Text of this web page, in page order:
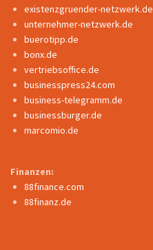
existenzgruender-netzwerk.de
unternehmer-netzwerk.de
buerotipp.de
bonx.de
vertriebsoffice.de
businesspress24.com
business-telegramm.de
businessburger.de
marcomio.de
Finanzen:
88finance.com
88finanz.de